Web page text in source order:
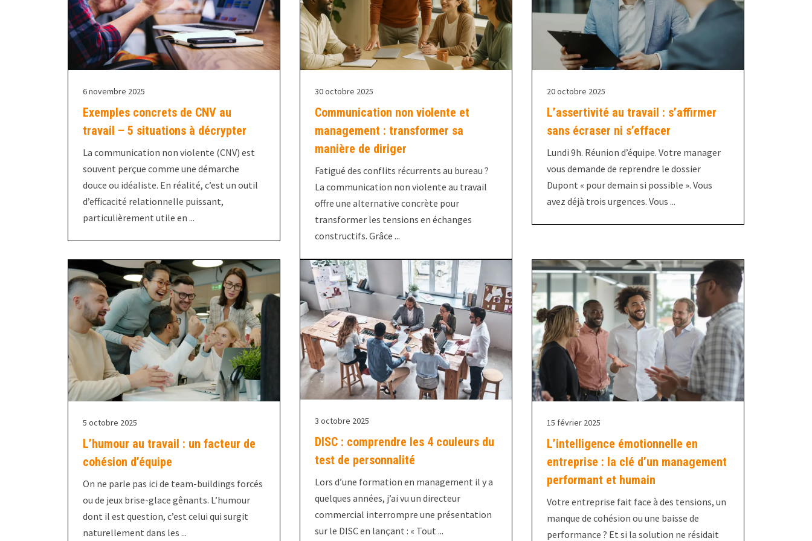
6 novembre 2025
Exemples concrets de CNV au
travail – 5 situations à décrypter
La communication non violente (CNV) est
souvent perçue comme une démarche
douce ou idéaliste. En réalité, c’est un outil
d’efficacité relationnelle puissant,
particulièrement utile en ...
30 octobre 2025
Communication non violente et
management : transformer sa
manière de diriger
Fatigué des conflits récurrents au bureau ?
La communication non violente au travail
offre une alternative concrète pour
transformer les tensions en échanges
constructifs. Grâce ...
20 octobre 2025
L’assertivité au travail : s’affirmer
sans écraser ni s’effacer
Lundi 9h. Réunion d’équipe. Votre manager
vous demande de reprendre le dossier
Dupont « pour demain si possible ». Vous
avez déjà trois urgences. Vous ...
5 octobre 2025
L’humour au travail : un facteur de
cohésion d’équipe
On ne parle pas ici de team-buildings forcés
ou de jeux brise-glace gênants. L’humour
dont il est question, c’est celui qui surgit
naturellement dans les ...
3 octobre 2025
DISC : comprendre les 4 couleurs du
test de personnalité
Lors d’une formation en management il y a
quelques années, j’ai vu un directeur
commercial interrompre une présentation
sur le DISC en lançant : « Tout ...
15 février 2025
L’intelligence émotionnelle en
entreprise : la clé d’un management
performant et humain
Votre entreprise fait face à des tensions, un
manque de cohésion ou une baisse de
performance ? Et si la solution ne résidait